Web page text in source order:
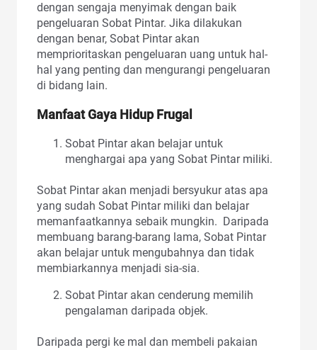
dengan sengaja menyimak dengan baik
pengeluaran Sobat Pintar. Jika dilakukan
dengan benar, Sobat Pintar akan
memprioritaskan pengeluaran uang untuk hal-
hal yang penting dan mengurangi pengeluaran
di bidang lain.
Manfaat Gaya Hidup Frugal
Sobat Pintar akan belajar untuk
menghargai apa yang Sobat Pintar miliki.
Sobat Pintar akan menjadi bersyukur atas apa
yang sudah Sobat Pintar miliki dan belajar
memanfaatkannya sebaik mungkin. Daripada
membuang barang-barang lama, Sobat Pintar
akan belajar untuk mengubahnya dan tidak
membiarkannya menjadi sia-sia.
Sobat Pintar akan cenderung memilih
pengalaman daripada objek.
Daripada pergi ke mal dan membeli pakaian